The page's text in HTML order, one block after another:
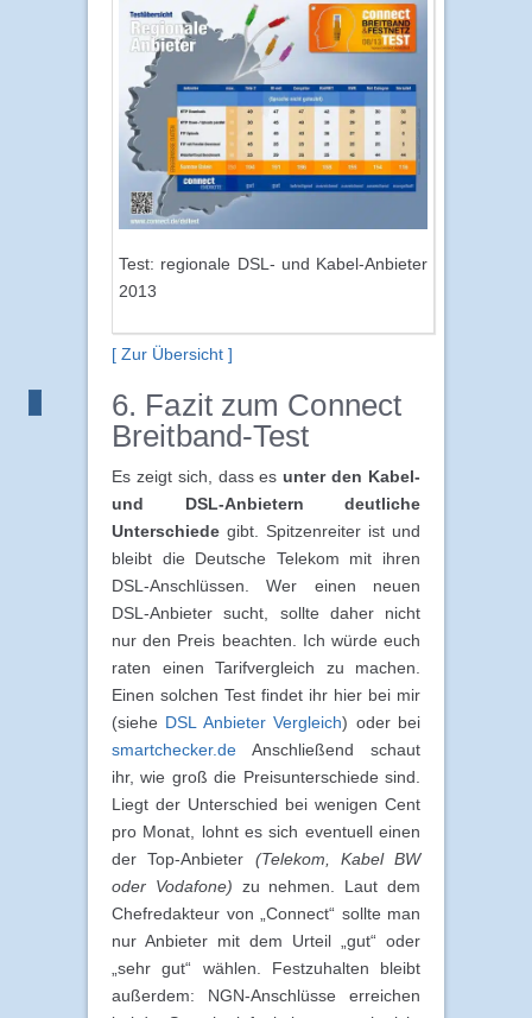
Test: regionale DSL- und Kabel-Anbieter
2013
[ Zur Übersicht ]
6. Fazit zum Connect
Breitband-Test
Es zeigt sich, dass esunter den Kabel-
und DSL-Anbietern deutliche
Unterschiede gibt. Spitzenreiter ist und
bleibt die Deutsche Telekom mit ihren
DSL-Anschlüssen. Wer einen neuen
DSL-Anbieter sucht, sollte daher nicht
nur den Preis beachten. Ich würde euch
raten einen Tarifvergleich zu machen.
Einen solchen Test findet ihr hier bei mir
(siehe DSL Anbieter Vergleich) oder bei
smartchecker.de Anschließend schaut
ihr, wie groß die Preisunterschiede sind.
Liegt der Unterschied bei wenigen Cent
pro Monat, lohnt es sich eventuell einen
der Top-Anbieter (Telekom, Kabel BW
oder Vodafone) zu nehmen. Laut dem
Chefredakteur von „Connect“ sollte man
nur Anbieter mit dem Urteil „gut“ oder
„sehr gut“ wählen. Festzuhalten bleibt
außerdem: NGN-Anschlüsse erreichen